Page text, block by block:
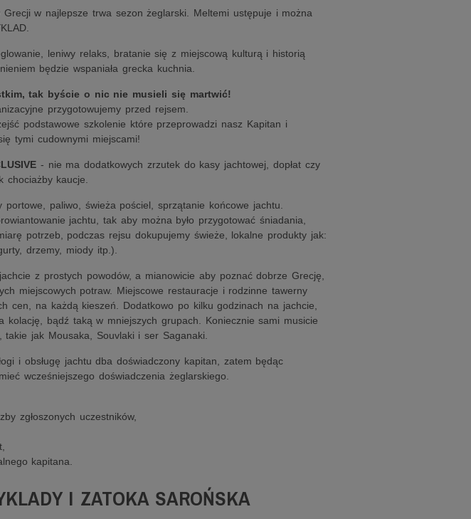
w najlepsze trwa sezon żeglarski. Meltemi ustępuje i można
leniwy relaks, bratanie się z miejscową kulturą i historią
będzie wspaniała grecka kuchnia.
tak byście o nic nie musieli się martwić!
przygotowujemy przed rejsem.
podstawowe szkolenie które przeprowadzi nasz Kapitan i
tymi cudownymi miejscami!
- nie ma dodatkowych zrzutek do kasy jachtowej, dopłat czy
chociażby kaucje.
portowe, paliwo, świeża pościel, sprzątanie końcowe jachtu.
jachtu, tak aby można było przygotować śniadania,
potrzeb, podczas rejsu dokupujemy świeże, lokalne produkty jak:
drzemy, miody itp.).
z prostych powodów, a mianowicie aby poznać dobrze Grecję,
miejscowych potraw. Miejscowe restauracje i rodzinne tawerny
cen, na każdą kieszeń. Dodatkowo po kilku godzinach na jachcie,
kolację, bądź taką w mniejszych grupach. Koniecznie sami musicie
jak Mousaka, Souvlaki i ser Saganaki.
i obsługę jachtu dba doświadczony kapitan, zatem będąc
wcześniejszego doświadczenia żeglarskiego.
zgłoszonych uczestników,
kapitana.
I ZATOKA SAROŃSKA